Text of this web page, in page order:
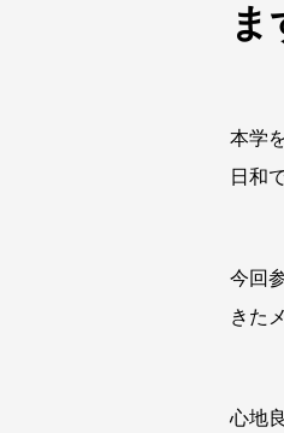
本学
日和
今回
きた
心地